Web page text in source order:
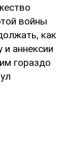
войны
как
и аннексии
гораздо